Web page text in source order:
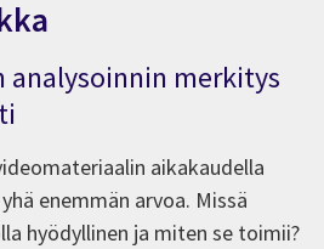
analysoinnin merkitys
aikakaudella
enemmän arvoa. Missä
hyödyllinen ja miten se toimii?